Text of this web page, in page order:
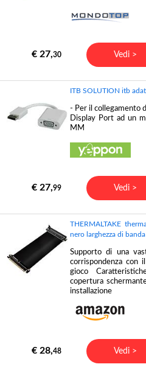
€ 27,30 Vedi >
ITB SOLUTION itb
- Per il collegamento
Display Port ad un
MM
€ 27,99 Vedi >
THERMALTAKE
nero larghezza di
Supporto di una
corrispondenza con
gioco
copertura
installazione
€ 28,48 Vedi >